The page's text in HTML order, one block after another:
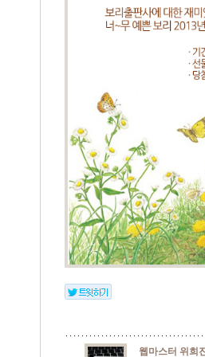
웹마스터 위희